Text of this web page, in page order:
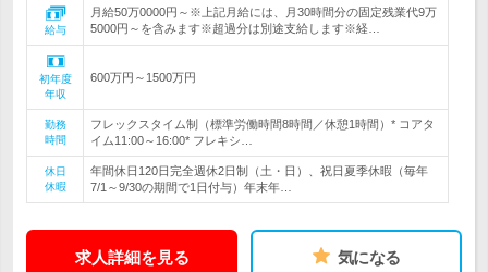
給与
月給50万0000円～※上記月給には、月30時間分の固定残業代9万
5000円～を含みます※超過分は別途支給します※経…
初年度
年収
600万円～1500万円
勤務
時間
フレックスタイム制（標準労働時間8時間／休憩1時間）* コアタ
イム11:00～16:00* フレキシ…
休日
休暇
年間休日120日完全週休2日制（土・日）、祝日夏季休暇（毎年
7/1～9/30の期間で1日付与）年末年…
求人詳細を見る 気になる